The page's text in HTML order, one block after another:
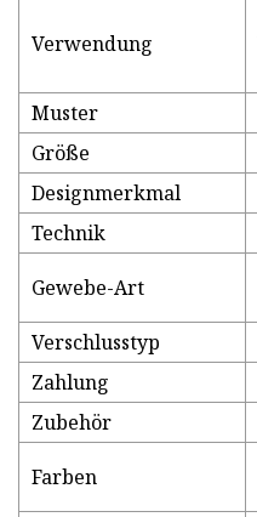
Verwendung
Muster
Größe
Designmerkmal
Technik
Gewebe-Art
Verschlusstyp
Zahlung
Zubehör
Farben